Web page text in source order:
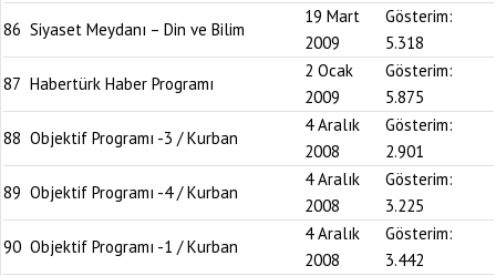
86 Siyaset Meydanı – Din ve Bilim
19 Mart
2009
Gösterim:
5.318
87 Habertürk Haber Programı
2 Ocak
2009
Gösterim:
5.875
88 Objektif Programı -3 / Kurban
4 Aralık
2008
Gösterim:
2.901
89 Objektif Programı -4 / Kurban
4 Aralık
2008
Gösterim:
3.225
90 Objektif Programı -1 / Kurban
4 Aralık
2008
Gösterim:
3.442